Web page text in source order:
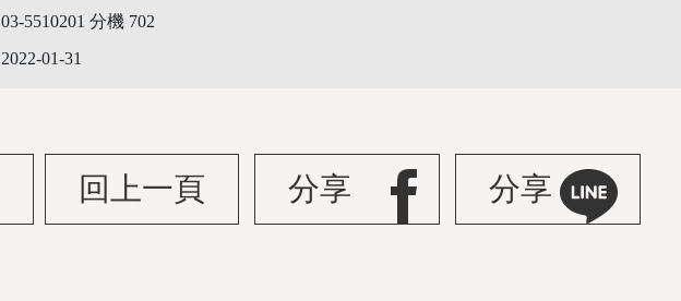
03-5510201 分機 702
2022-01-31
回上一頁 分享 分享